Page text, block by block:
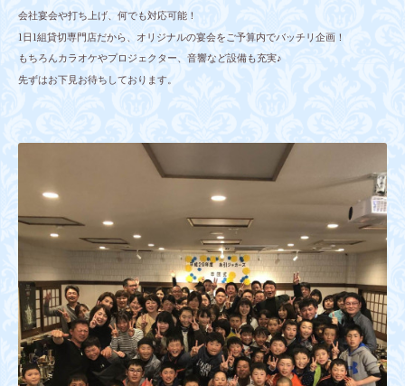
会社宴会や打ち上げ、何でも対応可能！
1日1組貸切専門店だから、オリジナルの宴会をご予算内でバッチリ企画！
もちろんカラオケやプロジェクター、音響など設備も充実♪
先ずはお下見お待ちしております。